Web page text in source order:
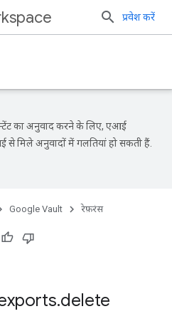
प्रवेश करें
का अनुवाद करने के लिए, एआई
से मिले अनुवादों में गलतियां हो सकती हैं.
Google Vault रेफ़रंस
.delete